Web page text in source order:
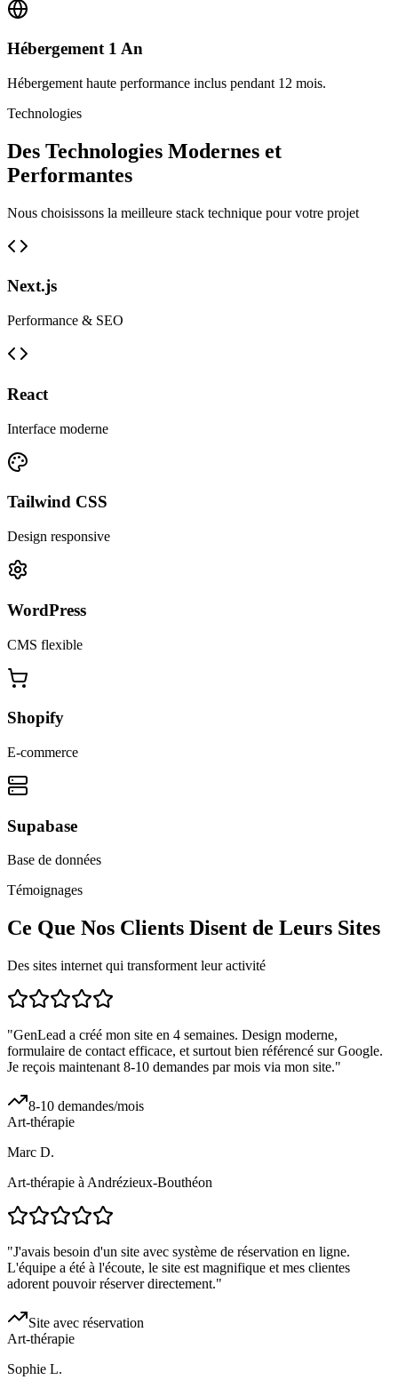
Hébergement 1 An
Hébergement haute performance inclus pendant 12 mois.
Technologies
Des Technologies Modernes et
Performantes
Nous choisissons la meilleure stack technique pour votre projet
Next.js
Performance & SEO
React
Interface moderne
Tailwind CSS
Design responsive
WordPress
CMS flexible
Shopify
E-commerce
Supabase
Base de données
Témoignages
Ce Que Nos Clients Disent de Leurs Sites
Des sites internet qui transforment leur activité
"GenLead a créé mon site en 4 semaines. Design moderne,
formulaire de contact efficace, et surtout bien référencé sur Google.
Je reçois maintenant 8-10 demandes par mois via mon site."
8-10 demandes/mois
Art-thérapie
Marc D.
Art-thérapie à Andrézieux-Bouthéon
"J'avais besoin d'un site avec système de réservation en ligne.
L'équipe a été à l'écoute, le site est magnifique et mes clientes
adorent pouvoir réserver directement."
Site avec réservation
Art-thérapie
Sophie L.